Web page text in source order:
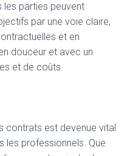
parties peuvent
par une voie claire,
et en
douceur et avec un
et de coûts.
contrats est devenue vital
les professionnels. Que